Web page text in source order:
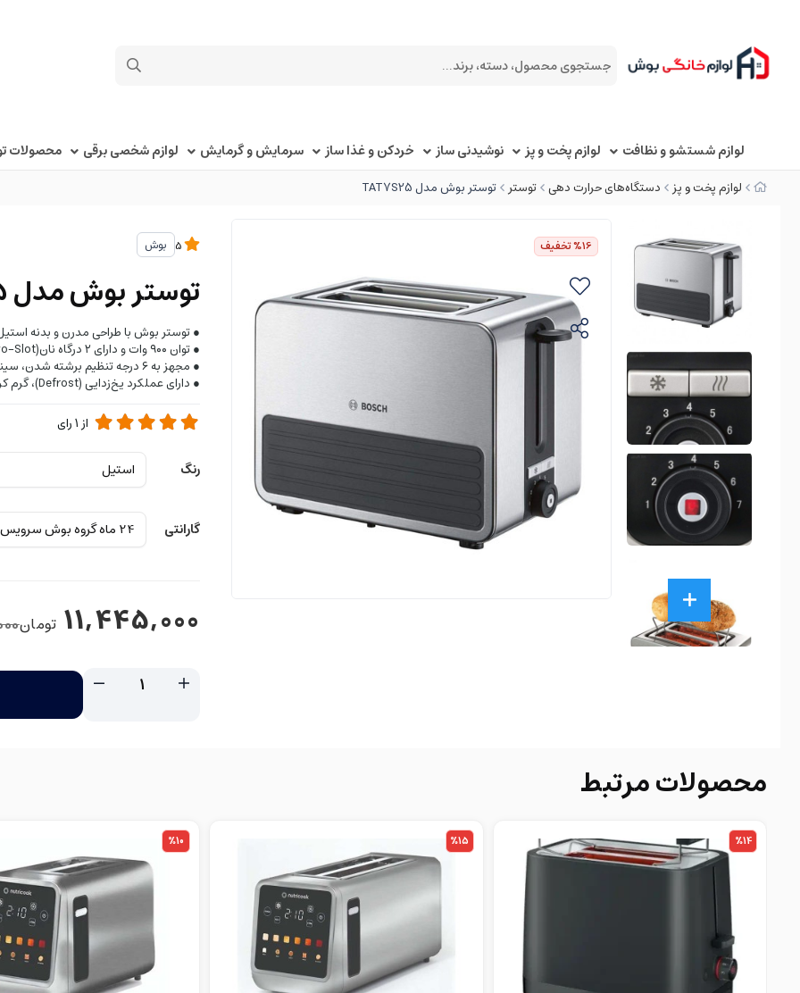
لوازم شستشو و نظافت لوازم پخت و پز نوشیدنی ساز خردکن و غذا ساز سرمایش و گرمایش لوازم شخصی برقی محصولات
لوازم پخت و پز دستگاه‌های حرارت دهی توستر توستر بوش مدل TAT7S25
%16تخفیف بوش
توستر بوش مدل TAT7S25
● توستر بوش با طراحی مدرن و بدنه
● توان ۹۰۰ وات و دارای ۲ درگاه نان(Two-Slot)
● مجهز به ۶ درجه تنظیم برشته شدن، سینی جمع‌آوری خرده نان کشویی و قفسه گرم‌کن نان یکپارچه
● دارای عملکرد یخ‌زدایی (Defrost)، گرم کردن مجدد (Reheat) و دکمه توقف (Stop)
از1رای
رنگ
گارانتی
11,445,000 تومان
محصولات مرتبط
%14
%15
%10